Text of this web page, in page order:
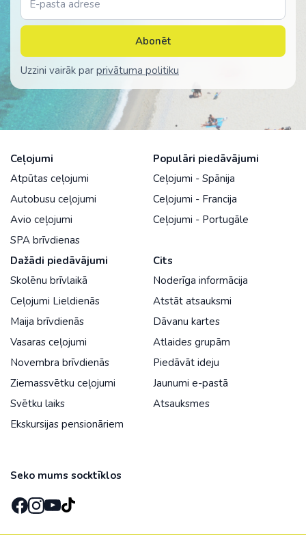
Abonēt
Uzzini vairāk par privātuma politiku
Ceļojumi
Atpūtas ceļojumi
Autobusu ceļojumi
Avio ceļojumi
SPA brīvdienas
Populāri piedāvājumi
Ceļojumi - Spānija
Ceļojumi - Francija
Ceļojumi - Portugāle
Dažādi piedāvājumi
Skolēnu brīvlaikā
Ceļojumi Lieldienās
Maija brīvdienās
Vasaras ceļojumi
Novembra brīvdienās
Ziemassvētku ceļojumi
Svētku laiks
Ekskursijas pensionāriem
Cits
Noderīga informācija
Atstāt atsauksmi
Dāvanu kartes
Atlaides grupām
Piedāvāt ideju
Jaunumi e-pastā
Atsauksmes
Seko mums socktīklos